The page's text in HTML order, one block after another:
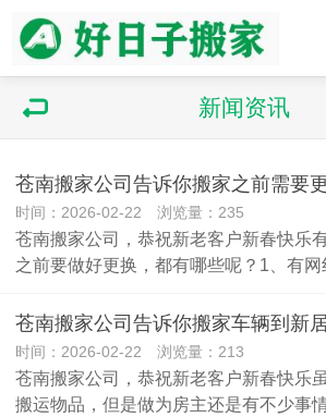
新闻资讯
苍南搬家公司告诉你搬家之前需要
时间：2026-02-22 浏览量：235
苍南搬家公司，恭祝新老客户新春快乐
之前要做好更换，都有哪些呢？1、有网
苍南搬家公司告诉你搬家车辆到新
时间：2026-02-22 浏览量：213
苍南搬家公司，恭祝新老客户新春快乐
搬运物品，但是做为房主还是有不少事情